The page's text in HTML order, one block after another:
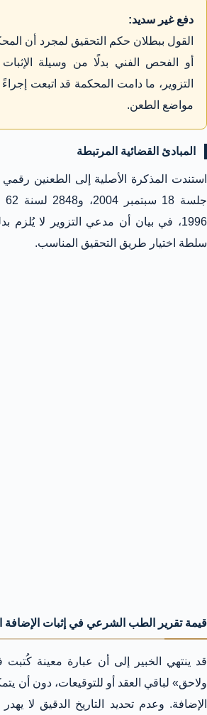
دفع غير سديد:
القول ببطلان حكم التحقيق لمجرد أن
أو الفحص الفني بدلًا من وسيلة
التزوير، ما دامت المحكمة قد اتبعت
مواضع الطعن.
المبادئ القضائية المرتبطة
1996، في بيان أن مدعي التزوير لا يُلزم
سلطة اختيار طريق التحقيق المناسب.
قيمة تقرير الطب الشرعي في إثبات الإضافة
قد ينتهي الخبير إلى أن عبارة معينة
ولاحق» لباقي العقد أو للتوقيعات، دون أن
الإضافة. وعدم تحديد التاريخ الدقيق لا يهدر